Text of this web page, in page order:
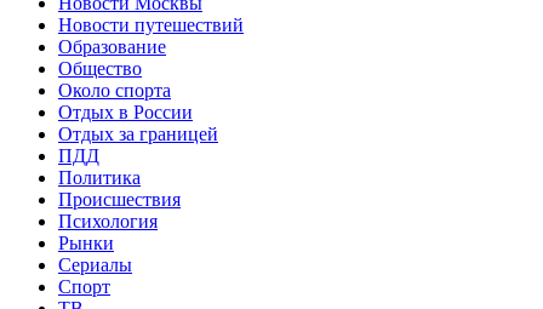
Новости путешествий
Образование
Общество
Около спорта
Отдых в России
Отдых за границей
ПДД
Политика
Происшествия
Психология
Рынки
Сериалы
Спорт